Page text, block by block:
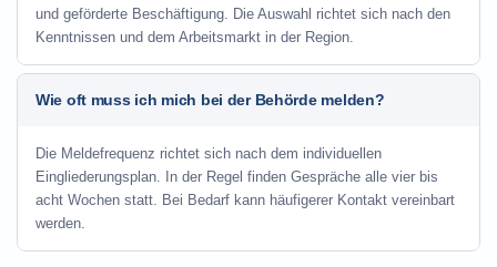
und geförderte Beschäftigung. Die Auswahl richtet sich nach den
Kenntnissen und dem Arbeitsmarkt in der Region.
Wie oft muss ich mich bei der Behörde melden?
Die Meldefrequenz richtet sich nach dem individuellen
Eingliederungsplan. In der Regel finden Gespräche alle vier bis
acht Wochen statt. Bei Bedarf kann häufigerer Kontakt vereinbart
werden.